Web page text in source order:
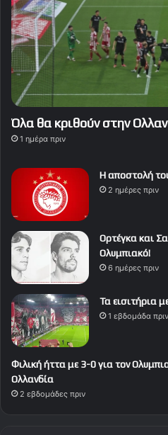
Όλα θα κριθούν στην
1 ημέρα πριν
Η αποστολή
2 ημέρες πριν
Ορτέγκα και
Ολυμπιακό!
6 ημέρες πριν
Τα εισιτήρια
1 εβδομάδα πριν
Φιλική ήττα με 3-0 για τον
Ολλανδία
2 εβδομάδες πριν